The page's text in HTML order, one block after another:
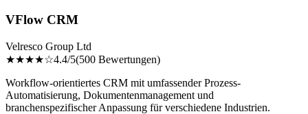
VFlow CRM
Velresco Group Ltd
★★★★☆4.4/5(500 Bewertungen)
Workflow-orientiertes CRM mit umfassender Prozess-
Automatisierung, Dokumentenmanagement und
branchenspezifischer Anpassung für verschiedene Industrien.